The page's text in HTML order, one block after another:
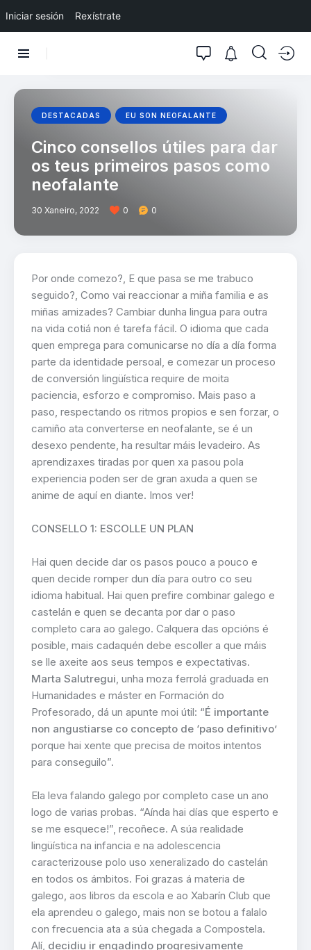
Iniciar sesión Rexístrate
DESTACADAS EU SON NEOFALANTE
Cinco consellos útiles para dar
os teus primeiros pasos como
neofalante
30 Xaneiro, 2022 0 0
Por onde comezo?, E que pasa se me trabuco
seguido?, Como vai reaccionar a miña familia e as
miñas amizades? Cambiar dunha lingua para outra
na vida cotiá non é tarefa fácil. O idioma que cada
quen emprega para comunicarse no día a día forma
parte da identidade persoal, e comezar un proceso
de conversión lingüística require de moita
paciencia, esforzo e compromiso. Mais paso a
paso, respectando os ritmos propios e sen forzar, o
camiño ata converterse en neofalante, se é un
desexo pendente, ha resultar máis levadeiro. As
aprendizaxes tiradas por quen xa pasou pola
experiencia poden ser de gran axuda a quen se
anime de aquí en diante. Imos ver!
CONSELLO 1: ESCOLLE UN PLAN
Hai quen decide dar os pasos pouco a pouco e
quen decide romper dun día para outro co seu
idioma habitual. Hai quen prefire combinar galego e
castelán e quen se decanta por dar o paso
completo cara ao galego. Calquera das opcións é
posible, mais cadaquén debe escoller a que máis
se lle axeite aos seus tempos e expectativas.
Marta Salutregui , unha moza ferrolá graduada en
Humanidades e máster en Formación do
Profesorado, dá un apunte moi útil: “É importante
non angustiarse co concepto de ‘paso definitivo’
porque hai xente que precisa de moitos intentos
para conseguilo”.
Ela leva falando galego por completo case un ano
logo de varias probas. “Aínda hai días que esperto e
se me esquece!”, recoñece. A súa realidade
lingüística na infancia e na adolescencia
caracterizouse polo uso xeneralizado do castelán
en todos os ámbitos. Foi grazas á materia de
galego, aos libros da escola e ao Xabarín Club que
ela aprendeu o galego, mais non se botou a falalo
con frecuencia ata a súa chegada a Compostela.
Alí, decidiu ir engadindo progresivamente